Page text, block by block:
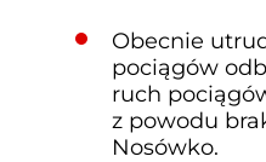
Obecnie
pociągów
ruch
z powodu
Nosówko.